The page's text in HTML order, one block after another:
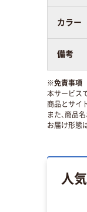
カラー
備考
※免責事項
本サービス
商品とサイ
また、商品
お届け形態
人